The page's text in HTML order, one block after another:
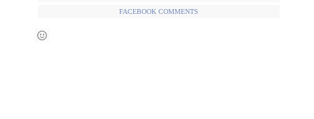
FACEBOOK COMMENTS